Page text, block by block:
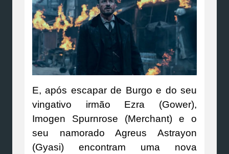
E, após escapar de Burgo e do seu
vingativo irmão Ezra (Gower),
Imogen Spurnrose (Merchant) e o
seu namorado Agreus Astrayon
(Gyasi) encontram uma nova